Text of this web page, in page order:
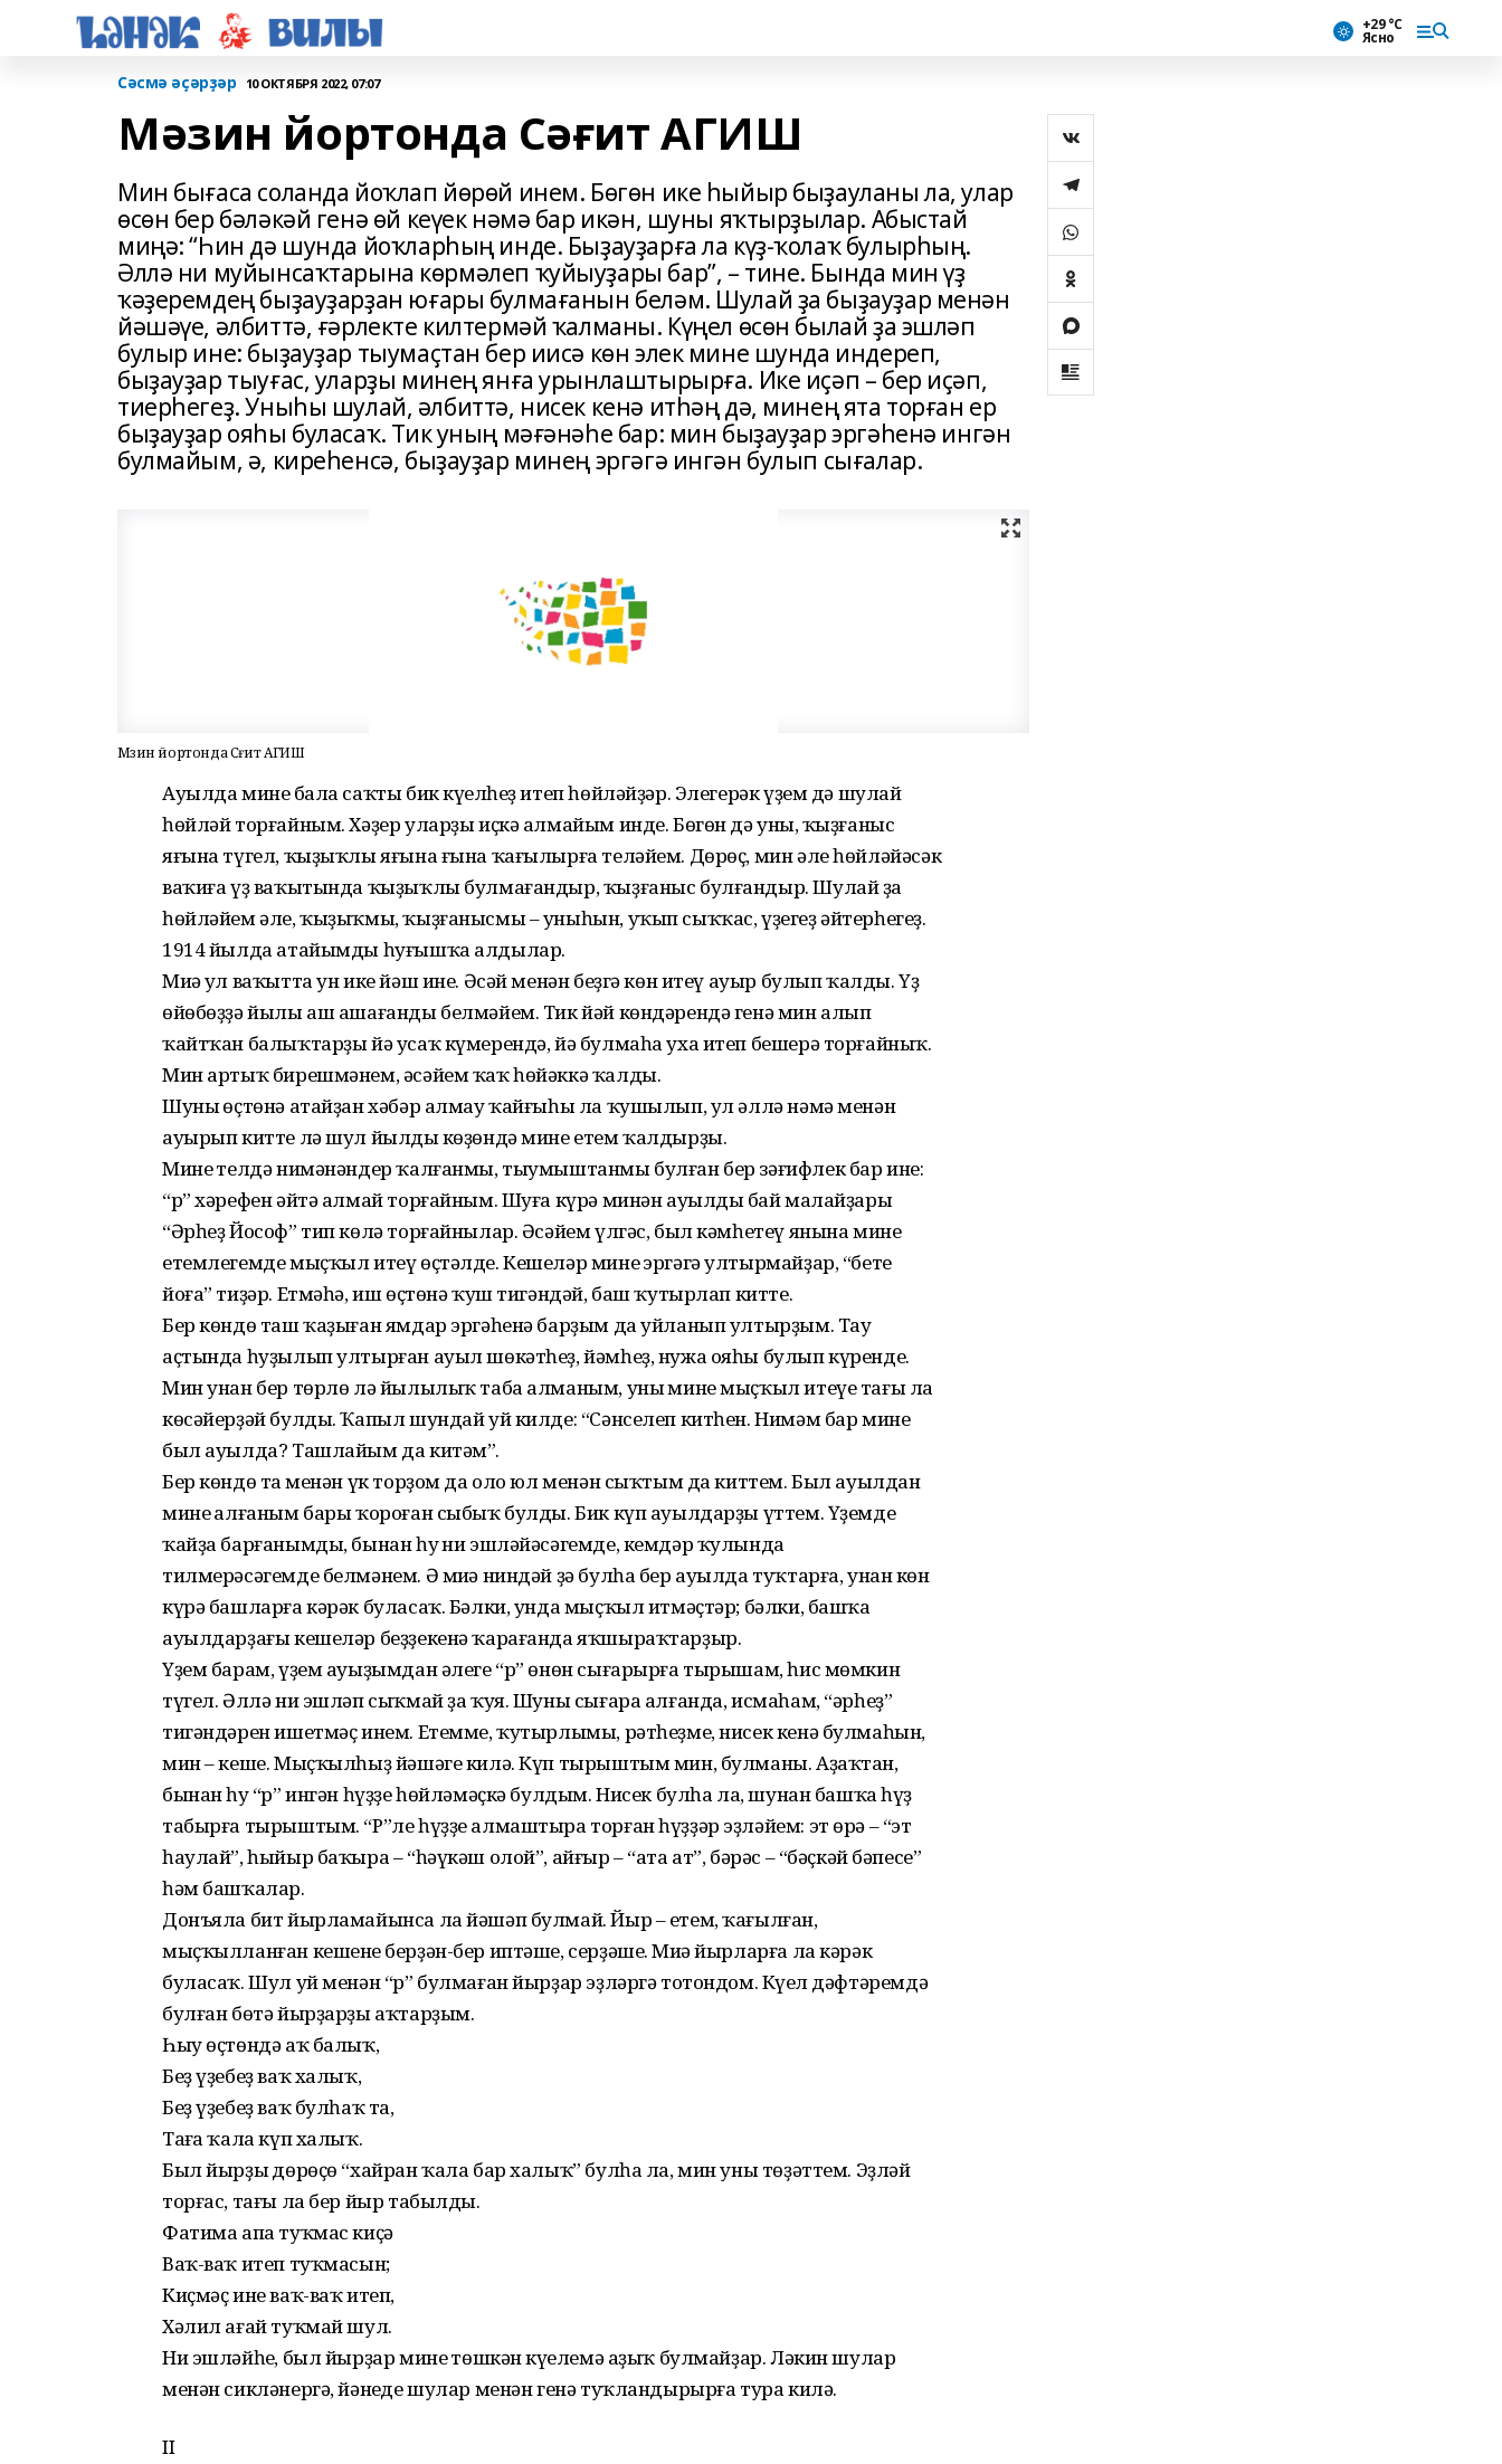
+29 °С
Ясно
Сәсмә әҫәрҙәр 10 ОКТЯБРЯ 2022, 07:07
Мәзин йортонда Сәғит АГИШ
Мин бығаса соланда йоҡлап йөрөй инем. Бөгөн ике һыйыр быҙауланы ла, улар
өсөн бер бәләкәй генә өй кеүек нәмә бар икән, шуны яҡтырҙылар. Абыстай
миңә: “Һин дә шунда йоҡларһың инде. Быҙауҙарға ла күҙ-ҡолаҡ булырһың.
Әллә ни муйынсаҡтарына көрмәлеп ҡуйыуҙары бар”, – тине. Бында мин үҙ
ҡәҙеремдең быҙауҙарҙан юғары булмағанын беләм. Шулай ҙа быҙауҙар менән
йәшәүе, әлбиттә, ғәрлекте килтермәй ҡалманы. Күңел өсөн былай ҙа эшләп
булыр ине: быҙауҙар тыумаҫтан бер иисә көн элек мине шунда индереп,
быҙауҙар тыуғас, уларҙы минең янға урынлаштырырға. Ике иҫәп – бер иҫәп,
тиерһегеҙ. Уныһы шулай, әлбиттә, нисек кенә итһәң дә, минең ята торған ер
быҙауҙар ояһы буласаҡ. Тик уның мәғәнәһе бар: мин быҙауҙар эргәһенә ингән
булмайым, ә, киреһенсә, быҙауҙар минең эргәгә ингән булып сығалар.
Мәзин йортонда Сәғит АГИШ
Ауылда минең бала саҡты бик күңелһеҙ итеп һөйләйҙәр. Элегерәк үҙем дә шулай
һөйләй торғайным. Хәҙер уларҙы иҫкә алмайым инде. Бөгөн дә уның, ҡыҙғаныс
яғына түгел, ҡыҙыҡлы яғына ғына ҡағылырға теләйем. Дөрөҫ, мин әле һөйләйәсәк
ваҡиға үҙ ваҡытында ҡыҙыҡлы булмағандыр, ҡыҙғаныс булғандыр. Шулай ҙа
һөйләйем әле, ҡыҙыҡмы, ҡыҙғанысмы – уныһын, уҡып сыҡҡас, үҙегеҙ әйтерһегеҙ.
1914 йылда атайымды һуғышҡа алдылар.
Миңә ул ваҡытта ун ике йәш ине. Әсәй менән беҙгә көн итеү ауыр булып ҡалды. Үҙ
өйөбөҙҙә йылы аш ашағанды белмәйем. Тик йәй көндәрендә генә мин алып
ҡайтҡан балыҡтарҙы йә усаҡ күмерендә, йә булмаһа уха итеп бешерә торғайныҡ.
Мин артыҡ бирешмәнем, әсәйем ҡаҡ һөйәккә ҡалды.
Шуның өҫтөнә атайҙан хәбәр алмау ҡайғыһы ла ҡушылып, ул әллә нәмә менән
ауырып китте лә шул йылдың көҙөндә мине етем ҡалдырҙы.
Минең телдә нимәнәндер ҡалғанмы, тыумыштанмы булған бер зәғифлек бар ине:
“р” хәрефен әйтә алмай торғайным. Шуға күрә минән ауылдың бай малайҙары
“Әрһеҙ Йософ” тип көлә торғайнылар. Әсәйем үлгәс, был кәмһетеү янына минең
етемлегемде мыҫҡыл итеү өҫтәлде. Кешеләр минең эргәгә ултырмайҙар, “бете
йоға” тиҙәр. Етмәһә, иш өҫтөнә ҡуш тигәндәй, баш ҡутырлап китте.
Бер көндө таш ҡаҙыған ямдар эргәһенә барҙым да уйланып ултырҙым. Тау
аҫтында һуҙылып ултырған ауыл шөкәтһеҙ, йәмһеҙ, нужа ояһы булып күренде.
Мин унан бер төрлө лә йылылыҡ таба алманым, уның мине мыҫҡыл итеүе тағы ла
көсәйерҙәй булды. Ҡапыл шундай уй килде: “Сәнселеп китһен. Нимәм бар минең
был ауылда? Ташлайым да китәм”.
Бер көндө таң менән үк торҙом да оло юл менән сыҡтым да киттем. Был ауылдан
минең алғаным бары ҡороған сыбыҡ булды. Бик күп ауылдарҙы үттем. Үҙемдең
ҡайҙа барғанымды, бынан һуң ни эшләйәсәгемде, кемдәр ҡулында
тилмерәсәгемде белмәнем. Ә миңә ниндәй ҙә булһа бер ауылда туҡтарға, унан көн
күрә башларға кәрәк буласаҡ. Бәлки, унда мыҫҡыл итмәҫтәр; бәлки, башҡа
ауылдарҙағы кешеләр беҙҙекенә ҡарағанда яҡшыраҡтарҙыр.
Үҙем барам, үҙем ауыҙымдан әлеге “р” өнөн сығарырға тырышам, һис мөмкин
түгел. Әллә ни эшләп сыҡмай ҙа ҡуя. Шуны сығара алғанда, исмаһам, “әрһеҙ”
тигәндәрен ишетмәҫ инем. Етемме, ҡутырлымы, рәтһеҙме, нисек кенә булмаһын,
мин – кеше. Мыҫҡылһыҙ йәшәге килә. Күп тырыштым мин, булманы. Аҙаҡтан,
бынан һуң “р” ингән һүҙҙе һөйләмәҫкә булдым. Нисек булһа ла, шунан башҡа һүҙ
табырға тырыштым. “Р”ле һүҙҙе алмаштыра торған һүҙҙәр эҙләйем: эт өрә – “эт
һаулай”, һыйыр баҡыра – “һәүкәш олой”, айғыр – “ата ат”, бәрәс – “бәҫкәй бәпесе”
һәм башҡалар.
Донъяла бит йырламайынса ла йәшәп булмай. Йыр – етем, ҡағылған,
мыҫҡылланған кешенең берҙән-бер иптәше, серҙәше. Миңә йырларға ла кәрәк
буласаҡ. Шул уй менән “р” булмаған йырҙар эҙләргә тотондом. Күңел дәфтәремдә
булған бөтә йырҙарҙы аҡтарҙым.
Һыу өҫтөндә аҡ балыҡ,
Беҙ үҙебеҙ ваҡ халыҡ,
Беҙ үҙебеҙ ваҡ булһаҡ та,
Таңға ҡала күп халыҡ.
Был йырҙың дөрөҫө “хайран ҡала бар халыҡ” булһа ла, мин уны төҙәттем. Эҙләй
торғас, тағы ла бер йыр табылды.
Фатима апа туҡмас киҫә
Ваҡ-ваҡ итеп туҡмасын;
Киҫмәҫ ине ваҡ-ваҡ итеп,
Хәлил ағай туҡмай шул.
Ни эшләйһең, был йырҙар минең төшкән күңелемә аҙыҡ булмайҙар. Ләкин шулар
менән сикләнергә, йәнеңде шулар менән генә туҡландырырға тура килә.
II